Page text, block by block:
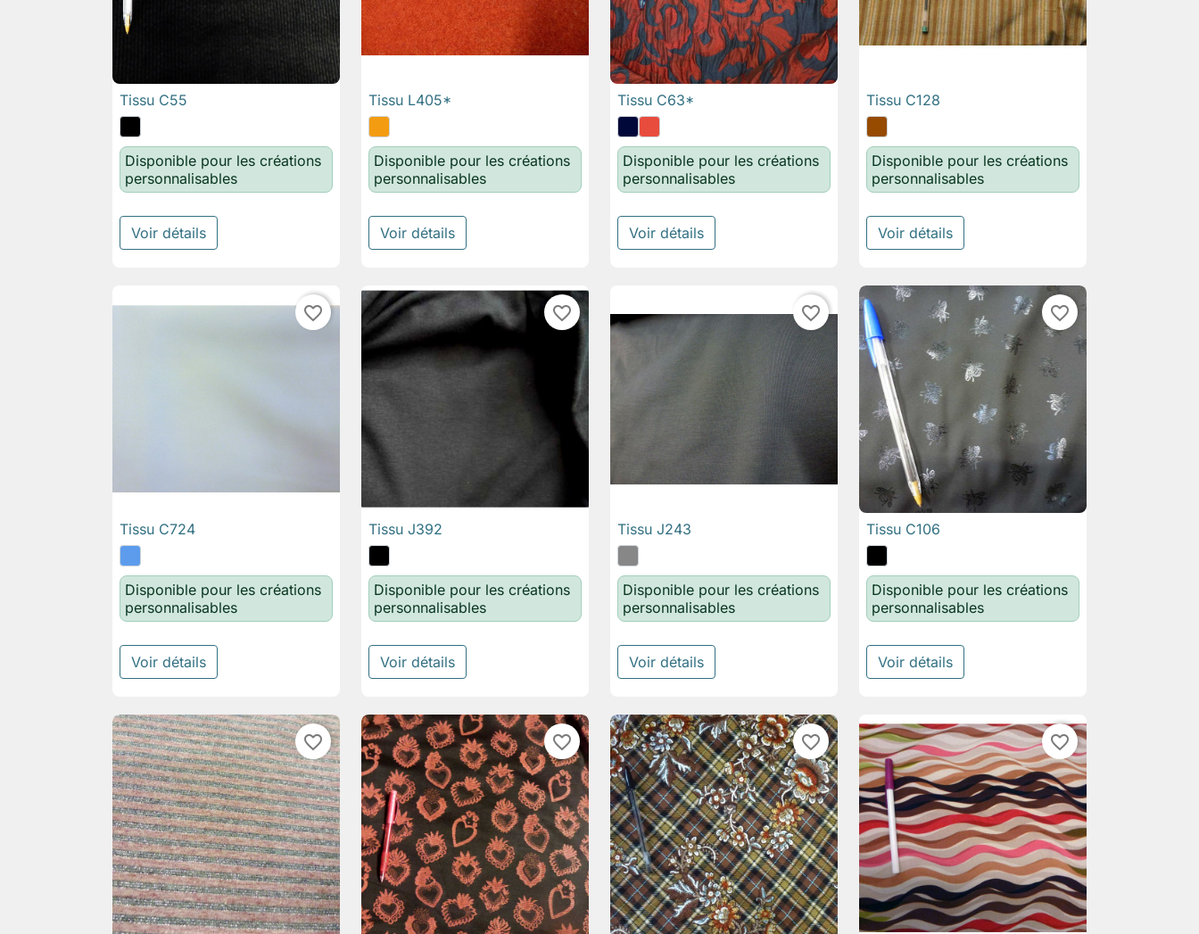

Tissu C55
Disponible pour les créations
personnalisables
Voir détails
 Aperçu rapide
Tissu L405*
Disponible pour les créations
personnalisables
Voir détails
 Aperçu rapide
Tissu C63*
Disponible pour les créations
personnalisables
Voir détails
 Aperçu rapide
Tissu C128
Disponible pour les créations
personnalisables
Voir détails
favorite_border
 Aperçu rapide
Tissu C724
Disponible pour les créations
personnalisables
Voir détails
favorite_border
 Aperçu rapide
Tissu J392
Disponible pour les créations
personnalisables
Voir détails
favorite_border
 Aperçu rapide
Tissu J243
Disponible pour les créations
personnalisables
Voir détails
favorite_border
 Aperçu rapide
Tissu C106
Disponible pour les créations
personnalisables
Voir détails
favorite_border favorite_border favorite_border favorite_border